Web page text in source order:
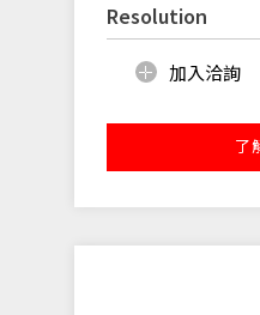
Resolution
加入洽詢
了